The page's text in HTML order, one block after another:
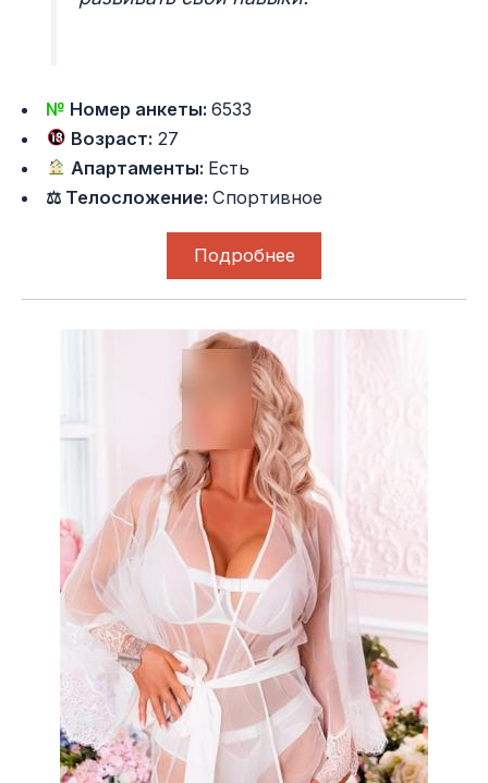
№ Номер анкеты:6533
Возраст: 27
Апартаменты: Есть
⚖ Телосложение:Спортивное
Подробнее